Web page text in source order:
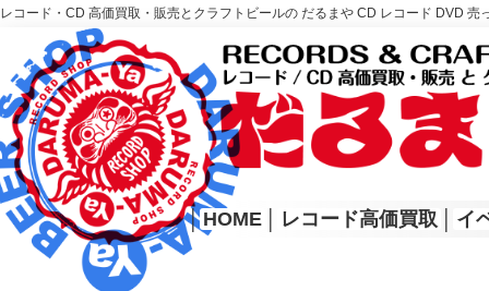
レコード・CD 高価買取・販売とクラフトビールの だるまや CD レコード DVD
レコード高価買取はこちら
HOME
│ HOME レコード高価買取 イ